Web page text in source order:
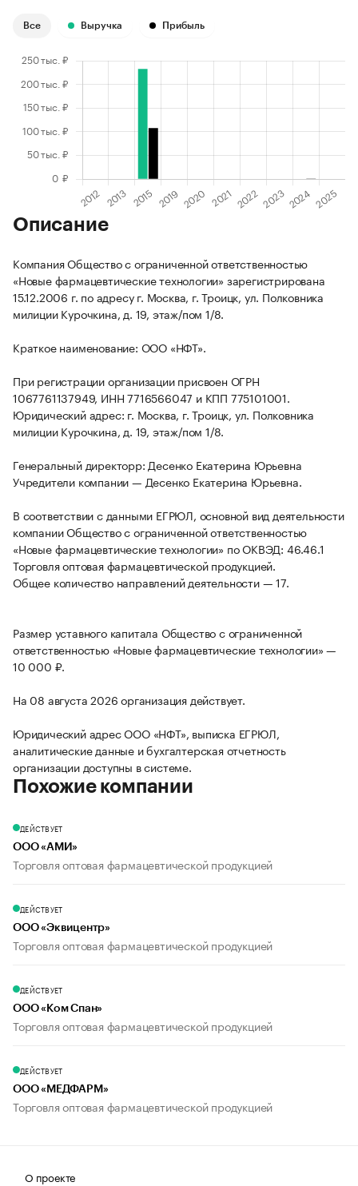
Все Выручка Прибыль
Описание
Компания Общество с ограниченной ответственностью
«Новые фармацевтические технологии» зарегистрирована
15.12.2006 г. по адресу г. Москва, г. Троицк, ул. Полковника
милиции Курочкина, д. 19, этаж/пом 1/8.
Краткое наименование: ООО «НФТ».
При регистрации организации присвоен ОГРН
1067761137949, ИНН 7716566047 и КПП 775101001.
Юридический адрес: г. Москва, г. Троицк, ул. Полковника
милиции Курочкина, д. 19, этаж/пом 1/8.
Генеральный директорр: Десенко Екатерина Юрьевна
Учредители компании — Десенко Екатерина Юрьевна.
В соответствии с данными ЕГРЮЛ, основной вид деятельности
компании Общество с ограниченной ответственностью
«Новые фармацевтические технологии» по ОКВЭД: 46.46.1
Торговля оптовая фармацевтической продукцией.
Общее количество направлений деятельности — 17.
Размер уставного капитала Общество с ограниченной
ответственностью «Новые фармацевтические технологии» —
10 000 ₽.
На 08 августа 2026 организация действует.
Юридический адрес ООО «НФТ», выписка ЕГРЮЛ,
аналитические данные и бухгалтерская отчетность
организации доступны в системе.
Похожие компании
ДЕЙСТВУЕТ
ООО «АМИ»
Торговля оптовая фармацевтической продукцией
ДЕЙСТВУЕТ
ООО «Эквицентр»
Торговля оптовая фармацевтической продукцией
ДЕЙСТВУЕТ
ООО «Ком Спан»
Торговля оптовая фармацевтической продукцией
ДЕЙСТВУЕТ
ООО «МЕДФАРМ»
Торговля оптовая фармацевтической продукцией
О проекте